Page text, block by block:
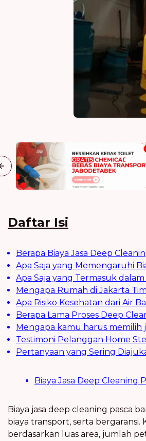
Previous slide
Daftar Isi
Berapa Biaya Jasa Deep
Apa Saja yang Memengaruhi
Apa Saja yang Termasuk
Mengapa Rumah di Jakarta
Apa Risiko Kesehatan dari Air
Berapa Lama Proses Deep
Mengapa kamu harus memilih
Testimoni Pelanggan Home
Pertanyaan yang Sering
Biaya Jasa Deep Cleaning
Biaya jasa deep cleaning pasca
biaya transport, serta
berdasarkan luas area, jumlah